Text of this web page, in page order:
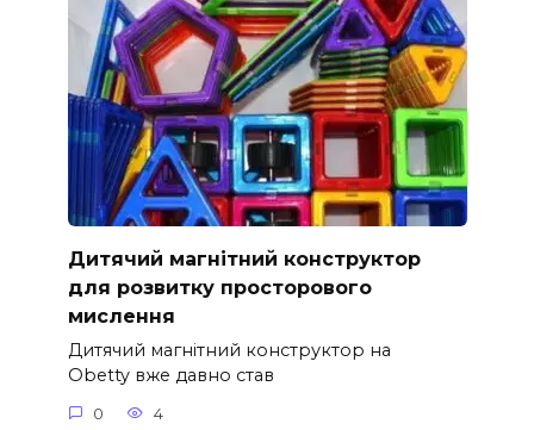
Дитячий магнітний конструктор
для розвитку просторового
мислення
Дитячий магнітний конструктор на
Obetty вже давно став
0 4